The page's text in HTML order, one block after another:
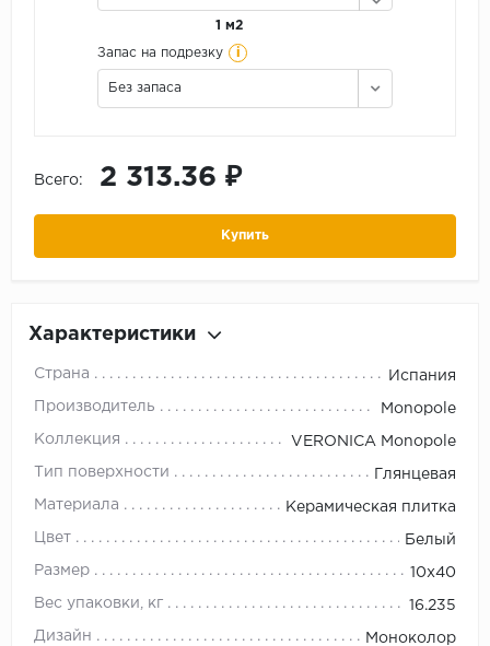
1 м2
Запас на подрезку i
Без запаса
Всего: 2 313.36 ₽
Купить
Характеристики
Страна Испания
Производитель Monopole
Коллекция VERONICA Monopole
Тип поверхности Глянцевая
Материала Керамическая плитка
Цвет Белый
Размер 10x40
Вес упаковки, кг 16.235
Дизайн Моноколор